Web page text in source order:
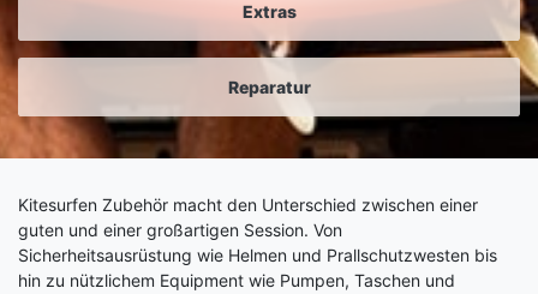
Extras
Reparatur
Kitesurfen Zubehör macht den Unterschied zwischen einer
guten und einer großartigen Session. Von
Sicherheitsausrüstung wie Helmen und Prallschutzwesten bis
hin zu nützlichem Equipment wie Pumpen, Taschen und